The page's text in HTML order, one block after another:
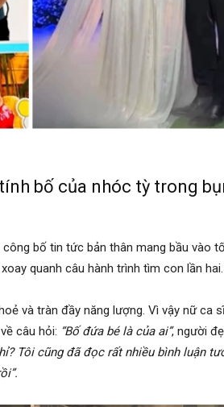
bố của nhóc tỳ trong
bố tin tức bản thân mang bầu vào
quanh câu hành trình tìm con lần hai.
và tràn đầy năng lượng. Vì vậy nữ ca
câu hỏi: “Bố đứa bé là của ai”, người
Tôi cũng đã đọc rất nhiều bình luận